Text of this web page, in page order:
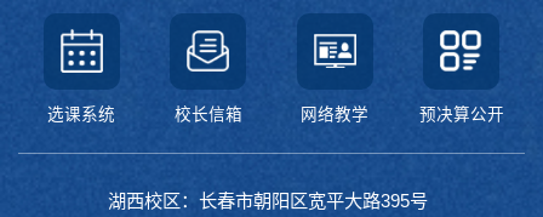
选课系统 校长信箱 网络教学 预决算公开
湖西校区：长春市朝阳区宽平大路395号